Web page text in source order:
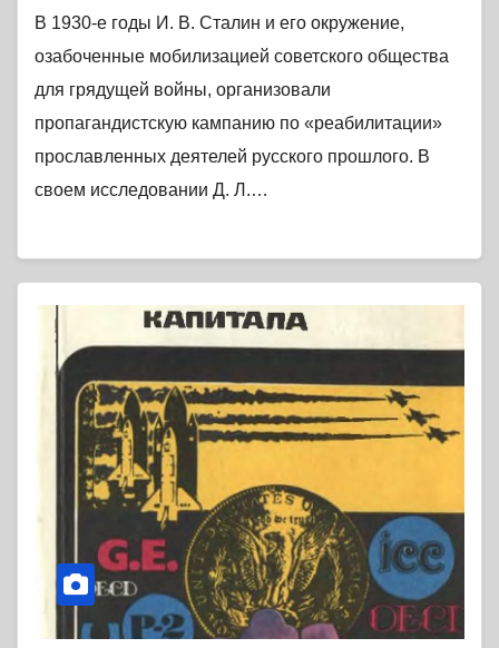
В 1930-е годы И. В. Сталин и его окружение,
озабоченные мобилизацией советского общества
для грядущей войны, организовали
пропагандистскую кампанию по «реабилитации»
прославленных деятелей русского прошлого. В
своем исследовании Д. Л.…